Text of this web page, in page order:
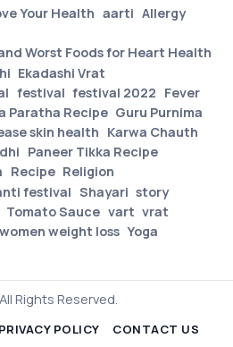
Your Health aarti Allergy
Worst Foods for Heart Health
Ekadashi Vrat
festival festival 2022 Fever
Paratha Recipe Guru Purnima
skin health Karwa Chauth
Paneer Tikka Recipe
Recipe Religion
festival Shayari story
Tomato Sauce vart vrat
women weight loss Yoga
Rights Reserved.
PRIVACY POLICY
CONTACT US